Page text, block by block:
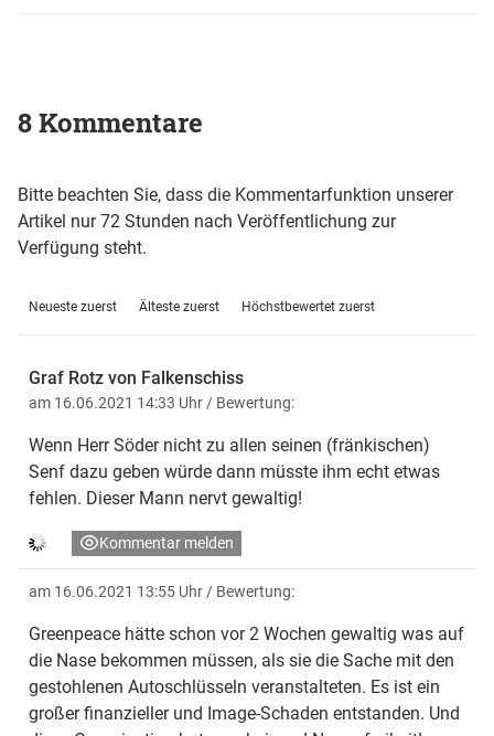
8 Kommentare
Bitte beachten Sie, dass die Kommentarfunktion unserer
Artikel nur 72 Stunden nach Veröffentlichung zur
Verfügung steht.
Neueste zuerst Älteste zuerst Höchstbewertet zuerst
Graf Rotz von Falkenschiss
am 16.06.2021 14:33 Uhr / Bewertung:
Wenn Herr Söder nicht zu allen seinen (fränkischen)
Senf dazu geben würde dann müsste ihm echt etwas
fehlen. Dieser Mann nervt gewaltig!
Kommentar melden
am 16.06.2021 13:55 Uhr / Bewertung:
Greenpeace hätte schon vor 2 Wochen gewaltig was auf
die Nase bekommen müssen, als sie die Sache mit den
gestohlenen Autoschlüsseln veranstalteten. Es ist ein
großer finanzieller und Image-Schaden entstanden. Und